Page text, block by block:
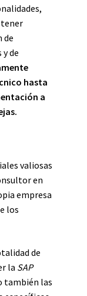
tener
de
de
hasta
a
valiosas
en
empresa
los
de
la SAP
también las